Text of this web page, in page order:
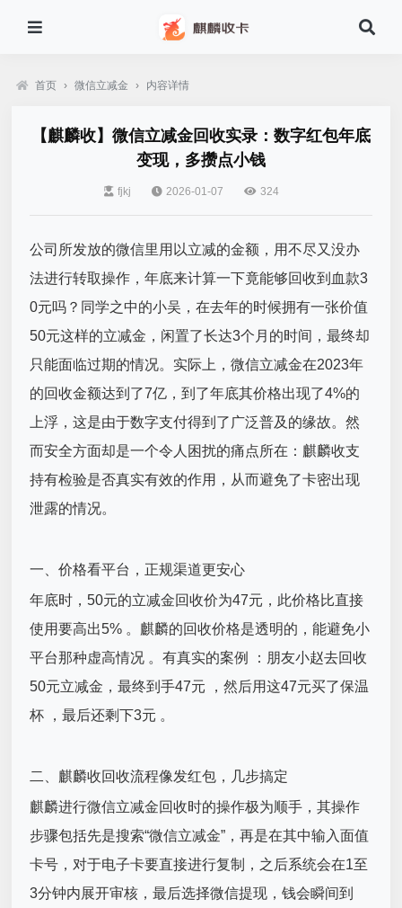
首页 › 微信立减金 › 内容详情
【麒麟收】微信立减金回收实录：数字红包年底
变现，多攒点小钱
fjkj 2026-01-07 324
公司所发放的微信里用以立减的金额，用不尽又没办
法进行转取操作，年底来计算一下竟能够回收到血款3
0元吗？同学之中的小吴，在去年的时候拥有一张价值
50元这样的立减金，闲置了长达3个月的时间，最终却
只能面临过期的情况。实际上，微信立减金在2023年
的回收金额达到了7亿，到了年底其价格出现了4%的
上浮，这是由于数字支付得到了广泛普及的缘故。然
而安全方面却是一个令人困扰的痛点所在：麒麟收支
持有检验是否真实有效的作用，从而避免了卡密出现
泄露的情况。
一、价格看平台，正规渠道更安心
年底时，50元的立减金回收价为47元，此价格比直接
使用要高出5% 。麒麟的回收价格是透明的，能避免小
平台那种虚高情况 。有真实的案例 ：朋友小赵去回收
50元立减金，最终到手47元 ，然后用这47元买了保温
杯 ，最后还剩下3元 。
二、麒麟收回收流程像发红包，几步搞定
麒麟进行微信立减金回收时的操作极为顺手，其操作
步骤包括先是搜索“微信立减金”，再是在其中输入面值
卡号，对于电子卡要直接进行复制，之后系统会在1至
3分钟内展开审核，最后选择微信提现，钱会瞬间到